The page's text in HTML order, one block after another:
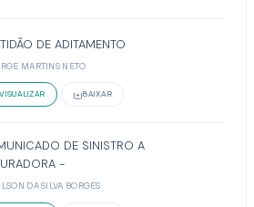
DE ADITAMENTO
MARTINS NETO
VISUALIZAR BAIXAR
DE SINISTRO A
-
DA SILVA BORGES